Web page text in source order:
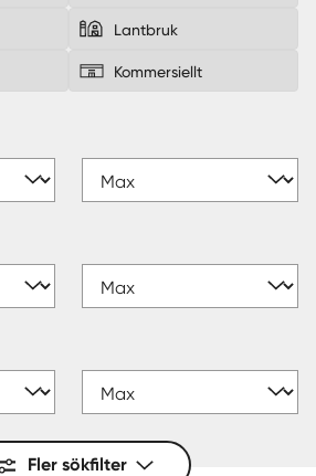
Lantbruk
Kommersiellt
Fler sökfilter